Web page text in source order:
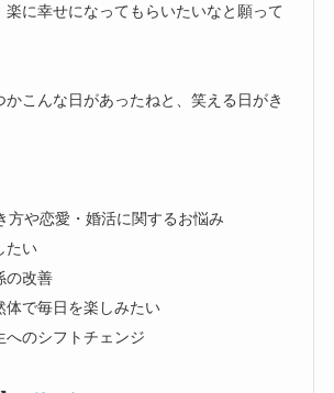
楽に幸せになってもらいたいなと願って
かこんな日があったねと、笑える日がき
方や恋愛・婚活に関するお悩み
たい
の改善
体で毎日を楽しみたい
へのシフトチェンジ